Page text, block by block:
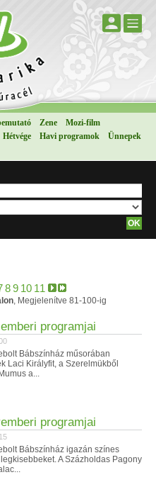
Zene
Mozi-film
Hétvége Havi programok
Ünnepek
89 10 11
, Megjelenítve 81-100-ig
programjai
Bábszínház műsorában
Laci Királyfit, a Szerelmükből
a...
programjai
Bábszínház igazán színes
A Százholdas Pagony